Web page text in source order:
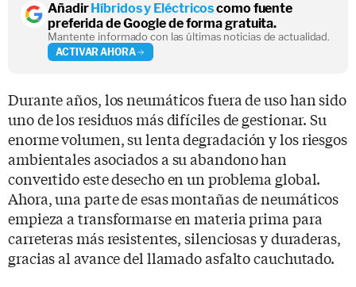
AñadirHíbridos y Eléctricoscomo fuente
preferida de Google de forma gratuita.
Mantente informado con las últimas noticias de actualidad.
ACTIVAR AHORA
Durante años, los neumáticos fuera de uso han sido
uno de los residuos más difíciles de gestionar. Su
enorme volumen, su lenta degradación y los riesgos
ambientales asociados a su abandono han
convertido este desecho en un problema global.
Ahora, una parte de esas montañas de neumáticos
empieza a transformarse en materia prima para
carreteras más resistentes, silenciosas y duraderas,
gracias al avance del llamado asfalto cauchutado.